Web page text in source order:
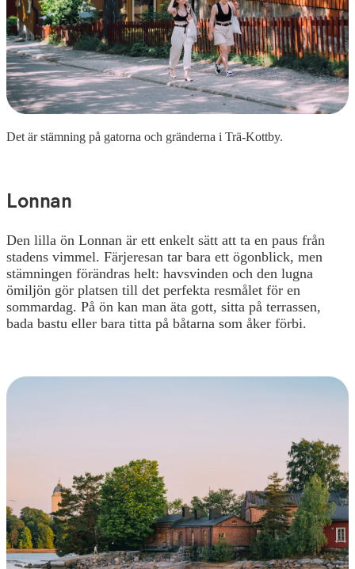
Det är stämning på gatorna och gränderna i Trä-Kottby.
Lonnan
Den lilla ön Lonnan är ett enkelt sätt att ta en paus från
stadens vimmel. Färjeresan tar bara ett ögonblick, men
stämningen förändras helt: havsvinden och den lugna
ömiljön gör platsen till det perfekta resmålet för en
sommardag. På ön kan man äta gott, sitta på terrassen,
bada bastu eller bara titta på båtarna som åker förbi.